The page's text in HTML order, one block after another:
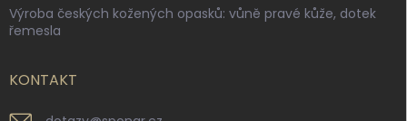
Výroba českých kožených opasků: vůně pravé kůže, dotek
řemesla
KONTAKT